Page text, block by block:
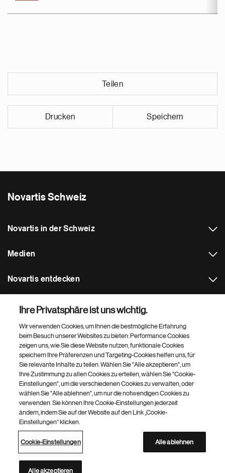
Teilen
Drucken Speichern
Novartis Schweiz
Novartis in der Schweiz
Medien
Novartis entdecken
Weitere Novartis Webseiten
Footer Site Search
Footer
Bottom
© 2026 Novartis AG
Cookie-Einstellungen
Nutzungsbedingungen
Novartis Webseiten
Diese Website richtet sich an Personen mit Wohnsitz in der Schweiz
Ihre Privatsphäre ist uns wichtig.
Wir verwenden Cookies, um Ihnen die bestmögliche Erfahrung
beim Besuch unserer Websites zu bieten: Performance Cookies
zeigen uns, wie Sie diese Website nutzen, funktionale Cookies
speichern Ihre Präferenzen und Targeting-Cookies helfen uns, für
Sie relevante Inhalte zu teilen. Wählen Sie "Alle akzeptieren", um
Ihre Zustimmung zu allen Cookies zu erteilen, wählen Sie "Cookie-
Einstellungen", um die verschiedenen Cookies zu verwalten, oder
wählen Sie "Alle ablehnen", um nur die notwendigen Cookies zu
verwenden. Sie können Ihre Cookie-Einstellungen jederzeit
ändern, indem Sie auf der Website auf den Link „Cookie-
Einstellungen“ klicken.
Cookie-Einstellungen Alle ablehnen
Alle akzeptieren